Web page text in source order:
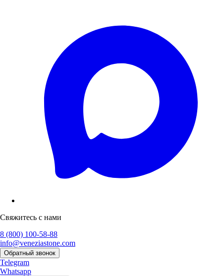
Свяжитесь с нами
8 (800) 100-58-88
info@veneziastone.com
Обратный звонок
Telegram
Whatsapp